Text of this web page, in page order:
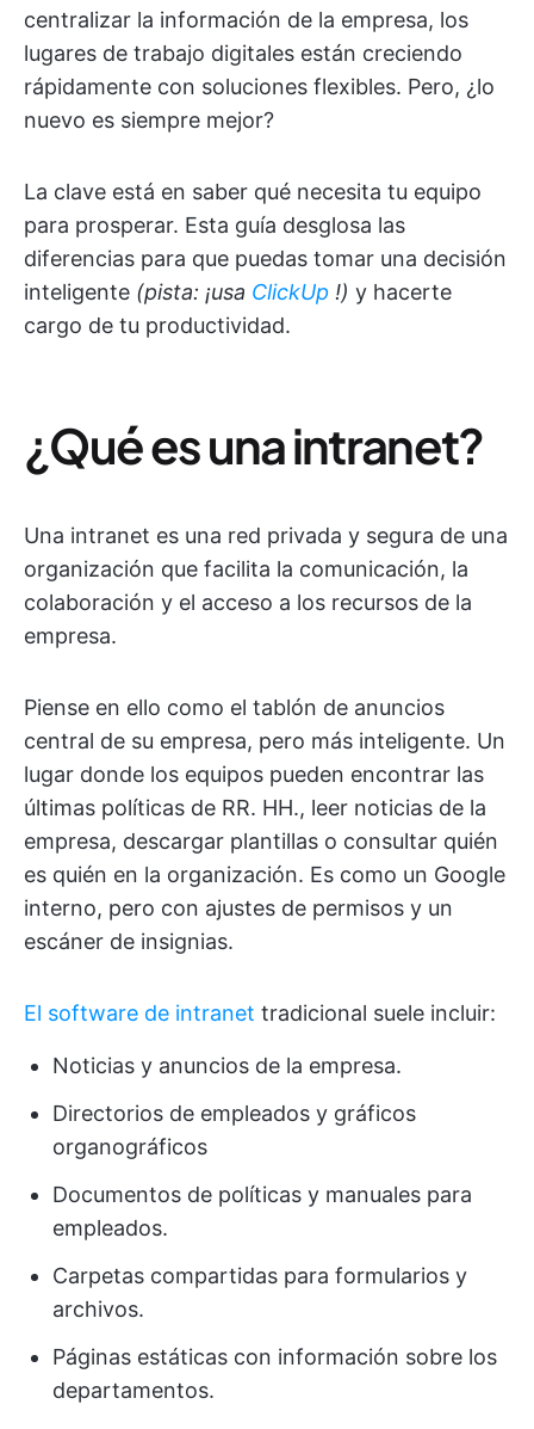
centralizar la información de la empresa, los
lugares de trabajo digitales están creciendo
rápidamente con soluciones flexibles. Pero, ¿lo
nuevo es siempre mejor?
La clave está en saber qué necesita tu equipo
para prosperar. Esta guía desglosa las
diferencias para que puedas tomar una decisión
inteligente (pista: ¡usa ClickUp !) y hacerte
cargo de tu productividad.
¿Qué es una intranet?
Una intranet es una red privada y segura de una
organización que facilita la comunicación, la
colaboración y el acceso a los recursos de la
empresa.
Piense en ello como el tablón de anuncios
central de su empresa, pero más inteligente. Un
lugar donde los equipos pueden encontrar las
últimas políticas de RR. HH., leer noticias de la
empresa, descargar plantillas o consultar quién
es quién en la organización. Es como un Google
interno, pero con ajustes de permisos y un
escáner de insignias.
El software de intranet tradicional suele incluir:
Noticias y anuncios de la empresa.
Directorios de empleados y gráficos
organográficos
Documentos de políticas y manuales para
empleados.
Carpetas compartidas para formularios y
archivos.
Páginas estáticas con información sobre los
departamentos.